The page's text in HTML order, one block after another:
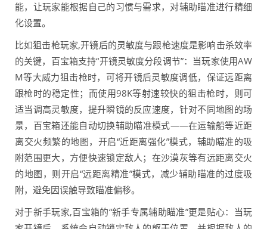
能，让玩家能根据自己的习惯与需求，对辅助瞄准进行精细
化设置。
比如狙击枪玩家,开镜后的灵敏度与跟枪速度是影响击杀效率
的关键，百宝箱支持“开镜灵敏度分段调节”：当玩家使用AW
M等大威力狙击枪时，可将开镜后灵敏度调低，保证远距离
跟枪时的稳定性；而使用98K等射速较快的狙击枪时，则可
适当调高灵敏度，提升瞬镜的反应速度，针对不同地图的场
景，百宝箱还能自动切换辅助瞄准模式——在运输船等近距
离交火频繁的地图，开启“近距离强化”模式，辅助瞄准的吸
附范围更大，方便快速锁定敌人；在沙漠灰等有远距离交火
的地图，则开启“远距离精准”模式，减少辅助瞄准的过度吸
附，避免因误触导致瞄准偏移。
对于新手玩家,百宝箱的“新手专属辅助瞄准”更是贴心：当玩